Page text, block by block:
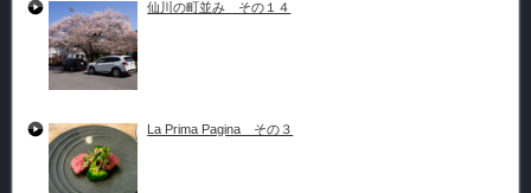
仙川の町並み その１４
La Prima Pagina その３